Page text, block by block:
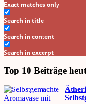
Exact matches only
Search in title
Search in content
Search in excerpt
Top 10 Beiträge